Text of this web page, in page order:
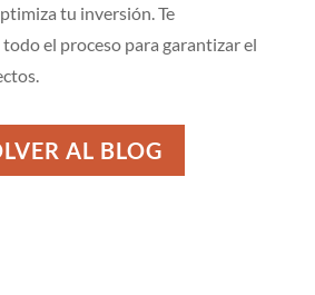
tu inversión. Te
el proceso para garantizar el
AL BLOG